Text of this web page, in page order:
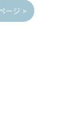
ージ >